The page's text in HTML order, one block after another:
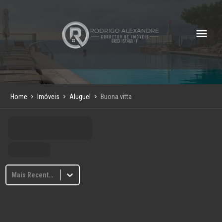
Home Imóveis Aluguel Buona vitta
Mais Recentes